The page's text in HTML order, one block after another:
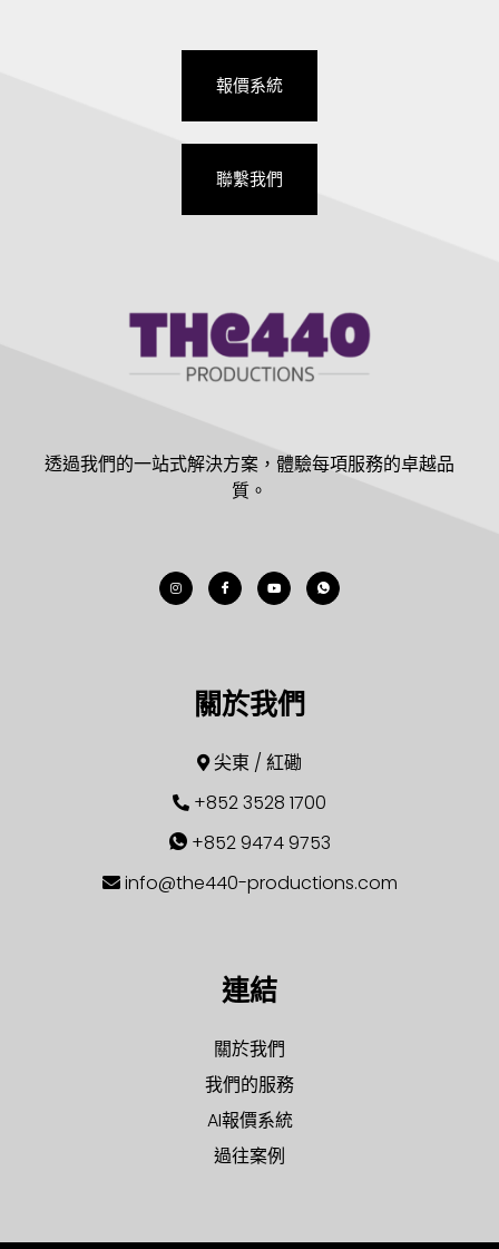
報價系統
聯繫我們
透過我們的一站式解決方案，體驗每項服務的卓越品
質。
關於我們
尖東 / 紅磡
+852 3528 1700
+852 9474 9753
info@the440-productions.com
連結
關於我們
我們的服務
AI報價系統
過往案例